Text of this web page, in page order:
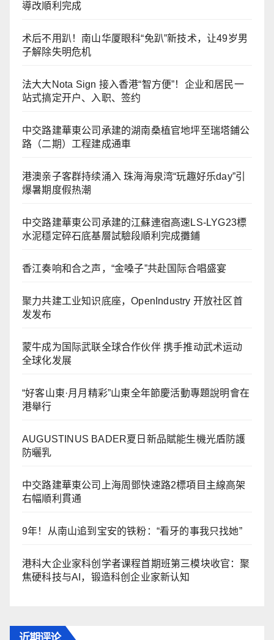
導改順利完成
术后不用趴！南山华厦眼科“免趴”新技术，让49岁男
子解除失明危机
法大大Nota Sign 接入香港“智方便”！企业和居民一
站式搞定开户、入职、签约
中交路建華東公司承建的湖南桑植官地坪至瑞塔鋪公
路（二期）工程建成通車
港澳亲子客群持续涌入 珠海海泉湾“玩趣好乐day”引
爆暑期度假热潮
中交路建華東公司承建的江蘇連宿高速LS-LYG23標
水泥穩定碎石底基層試驗段順利完成攤鋪
香江奏响和合之声，“金嗓子”共赴国际合唱盛宴
聚力共建工业知识底座，OpenIndustry 开放社区首
发发布
蒙牛成为国际武联全球合作伙伴 携手推动武术运动
全球化发展
“好客山東·月月精彩”山東全年節慶活動專題說明會在
港舉行
AUGUSTINUS BADER夏日新品賦能生機光盾防護
防曬乳
中交路建華東公司上海周鄧快速路2標項目主線高架
右幅順利貫通
9年！从南山追到宝安的铁粉：“看牙的事我只找她”
港科大企业家科创学者课程首期班第三模块收官：聚
焦硬科技与AI，锻造科创企业家新认知